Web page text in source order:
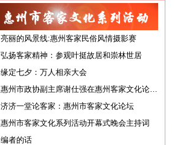
亮丽的风景线:惠州客家民俗风情摄影赛
弘扬客家精神：参观叶挺故居和崇林世居
缘定七夕：万人相亲大会
惠州市政协副主席谢仕强在惠州客家文化论…
济济一堂论客家：惠州市客家文化论坛
惠州市客家文化系列活动开幕式晚会主持词
编者的话